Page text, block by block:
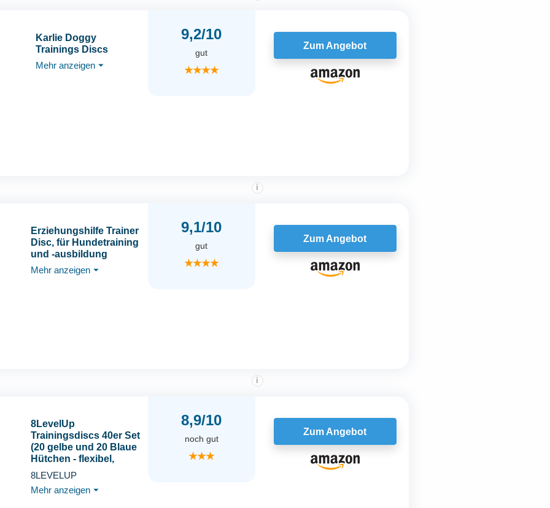
Karlie Doggy
Trainings Discs
Mehr anzeigen ⏷
9,2/10
gut
★★★★
Zum Angebot
Erziehungshilfe Trainer
Disc, für Hundetraining
und -ausbildung
Mehr anzeigen ⏷
9,1/10
i
gut
★★★★
Zum Angebot
8LevelUp
Trainingsdiscs 40er Set
(20 gelbe und 20 Blaue
Hütchen - flexibel,
sicher und robust) für
Fußball, Reitsport,
Hundetraining,
8LEVELUP
Mehr anzeigen ⏷
8,9/10
i
noch gut
★★★
Zum Angebot